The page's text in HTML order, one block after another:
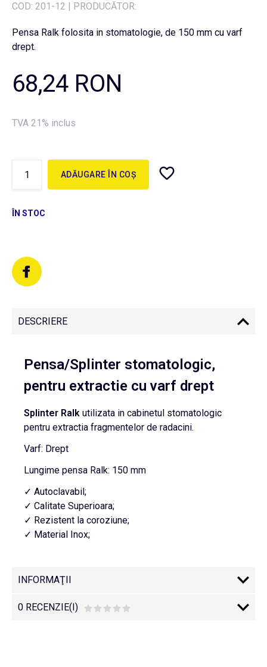
COD: 201-12 | PRODUCĂTOR:
Pensa Ralk folosita in stomatologie, de 150 mm cu varf
drept.
68,24 RON
TVA 21% inclus
ADĂUGARE ÎN COȘ
ÎN STOC
DESCRIERE
Pensa/Splinter stomatologic,
pentru extractie cu varf drept
Splinter Ralk utilizata in cabinetul stomatologic
pentru extractia fragmentelor de radacini.
Varf: Drept
Lungime pensa Ralk: 150 mm
✓ Autoclavabil;
✓ Calitate Superioara;
✓ Rezistent la coroziune;
✓ Material Inox;
INFORMAŢII
0 RECENZIE(I)